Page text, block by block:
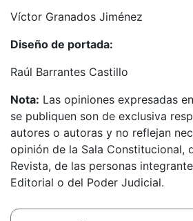
Víctor Granados Jiménez
Diseño de portada:
Raúl Barrantes Castillo
Nota: Las opiniones expresadas
se publiquen son de exclusiva
autores o autoras y no reflejan
opinión de la Sala Constitucional,
Revista, de las personas
Editorial o del Poder Judicial.